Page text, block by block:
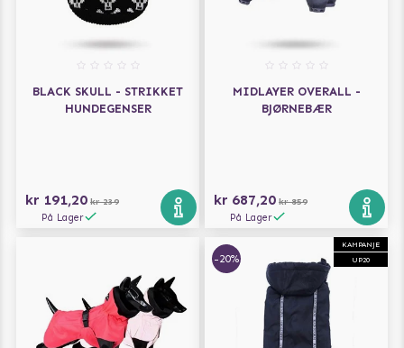
BLACK SKULL - STRIKKET
HUNDEGENSER
kr 191,20 kr 239
På Lager
MIDLAYER OVERALL -
BJØRNEBÆR
kr 687,20 kr 859
På Lager
KAMPANJE
UP20
-20%